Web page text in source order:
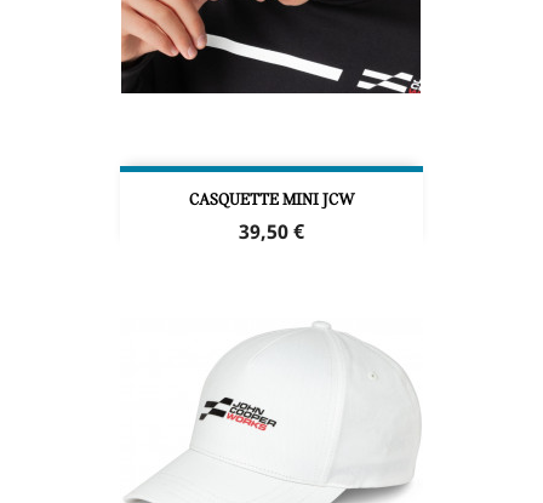
CASQUETTE MINI JCW
Prix
39,50 €